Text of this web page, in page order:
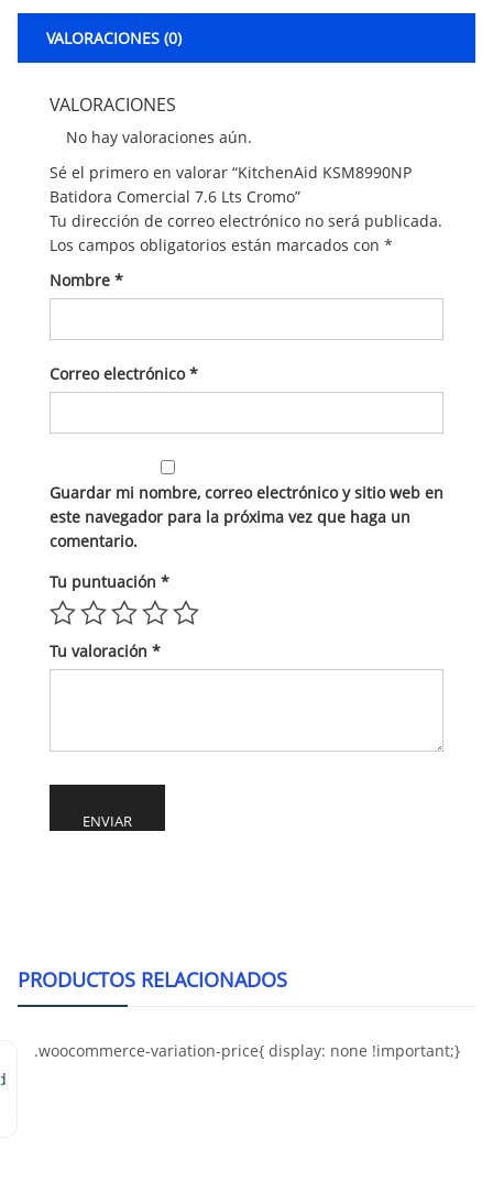
VALORACIONES (0)
VALORACIONES
No hay valoraciones aún.
Sé el primero en valorar “KitchenAid KSM8990NP
Batidora Comercial 7.6 Lts Cromo”
Tu dirección de correo electrónico no será publicada.
Los campos obligatorios están marcados con *
Nombre *
Correo electrónico*
Guardar mi nombre, correo electrónico y sitio web en
este navegador para la próxima vez que haga un
comentario.
Tu puntuación *
Tu valoración *
PRODUCTOS RELACIONADOS